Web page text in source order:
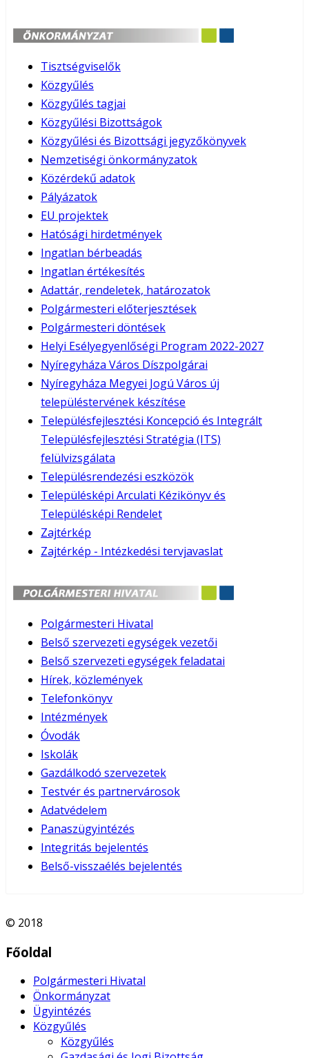
Tisztségviselők
Közgyűlés
Közgyűlés tagjai
Közgyűlési Bizottságok
Közgyűlési és Bizottsági jegyzőkönyvek
Nemzetiségi önkormányzatok
Közérdekű adatok
Pályázatok
EU projektek
Hatósági hirdetmények
Ingatlan bérbeadás
Ingatlan értékesítés
Adattár, rendeletek, határozatok
Polgármesteri előterjesztések
Polgármesteri döntések
Helyi Esélyegyenlőségi Program 2022-2027
Nyíregyháza Város Díszpolgárai
Nyíregyháza Megyei Jogú Város új
településtervének készítése
Településfejlesztési Koncepció és Integrált
Településfejlesztési Stratégia (ITS)
felülvizsgálata
Településrendezési eszközök
Településképi Arculati Kézikönyv és
Településképi Rendelet
Zajtérkép
Zajtérkép - Intézkedési tervjavaslat
Polgármesteri Hivatal
Belső szervezeti egységek vezetői
Belső szervezeti egységek feladatai
Hírek, közlemények
Telefonkönyv
Intézmények
Óvodák
Iskolák
Gazdálkodó szervezetek
Testvér és partnervárosok
Adatvédelem
Panaszügyintézés
Integritás bejelentés
Belső-visszaélés bejelentés
© 2018
Főoldal
Polgármesteri Hivatal
Önkormányzat
Ügyintézés
Közgyűlés
Közgyűlés